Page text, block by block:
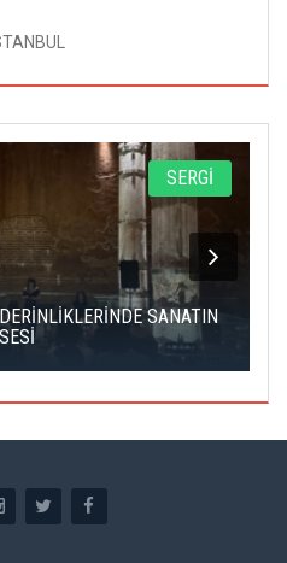
SERGİ
SANATIN
SESİ